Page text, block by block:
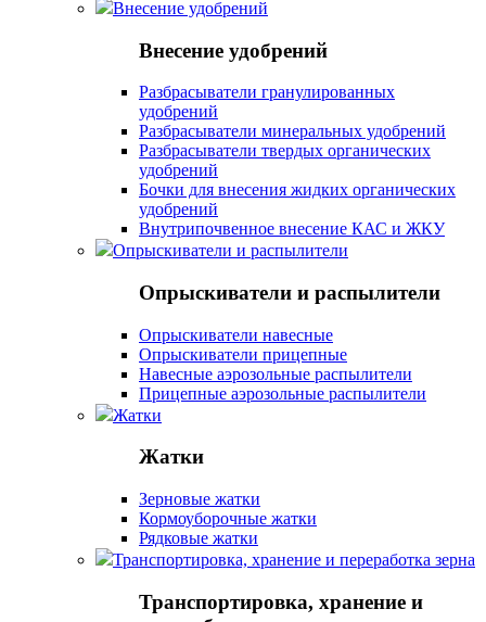
Внесение удобрений
Внесение удобрений
Разбрасыватели гранулированных
удобрений
Разбрасыватели минеральных удобрений
Разбрасыватели твердых органических
удобрений
Бочки для внесения жидких органических
удобрений
Внутрипочвенное внесение КАС и ЖКУ
Опрыскиватели и распылители
Опрыскиватели и распылители
Опрыскиватели навесные
Опрыскиватели прицепные
Навесные аэрозольные распылители
Прицепные аэрозольные распылители
Жатки
Жатки
Зерновые жатки
Кормоуборочные жатки
Рядковые жатки
Транспортировка, хранение и переработка зерна
Транспортировка, хранение и